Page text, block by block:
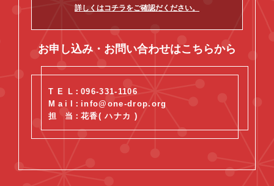
詳しくはコチラをご確認だください。
お申し込み・お問い合わせはこちらから
T E L： 096-331-1106
M a i ： info@one-drop.org
担
当 ： 花香( ハナカ )